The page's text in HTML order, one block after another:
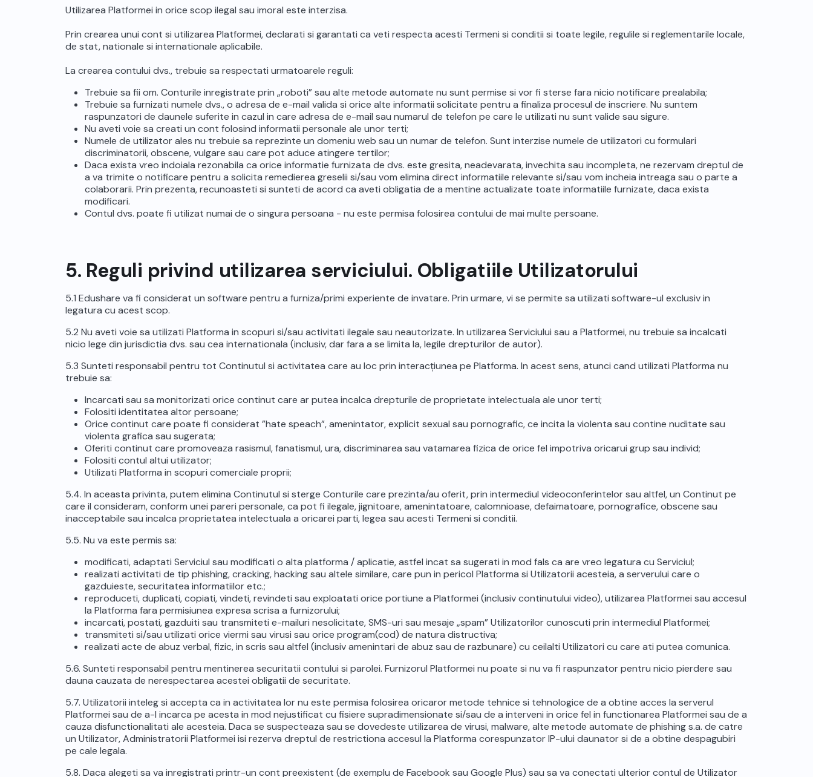
Utilizarea Platformei in orice scop ilegal sau imoral este interzisa.
Prin crearea unui cont si utilizarea Platformei, declarati si garantati ca veti respecta acesti Termeni si conditii si toate legile, regulile si reglementarile locale,
de stat, nationale si internationale aplicabile.
La crearea contului dvs., trebuie sa respectati urmatoarele reguli:
Trebuie sa fii om. Conturile inregistrate prin „roboti” sau alte metode automate nu sunt permise si vor fi sterse fara nicio notificare prealabila;
Trebuie sa furnizati numele dvs., o adresa de e-mail valida si orice alte informatii solicitate pentru a finaliza procesul de inscriere. Nu suntem
raspunzatori de daunele suferite in cazul in care adresa de e-mail sau numarul de telefon pe care le utilizati nu sunt valide sau sigure.
Nu aveti voie sa creati un cont folosind informatii personale ale unor terti;
Numele de utilizator ales nu trebuie sa reprezinte un domeniu web sau un numar de telefon. Sunt interzise numele de utilizatori cu formulari
discriminatorii, obscene, vulgare sau care pot aduce atingere tertilor;
Daca exista vreo indoiala rezonabila ca orice informatie furnizata de dvs. este gresita, neadevarata, invechita sau incompleta, ne rezervam dreptul de
a va trimite o notificare pentru a solicita remedierea greselii si/sau vom elimina direct informatiile relevante si/sau vom incheia intreaga sau o parte a
colaborarii. Prin prezenta, recunoasteti si sunteti de acord ca aveti obligatia de a mentine actualizate toate informatiile furnizate, daca exista
modificari.
Contul dvs. poate fi utilizat numai de o singura persoana - nu este permisa folosirea contului de mai multe persoane.
5. Reguli privind utilizarea serviciului. Obligatiile Utilizatorului
5.1 Edushare va fi considerat un software pentru a furniza/primi experiente de invatare. Prin urmare, vi se permite sa utilizati software-ul exclusiv in
legatura cu acest scop.
5.2 Nu aveti voie sa utilizati Platforma in scopuri si/sau activitati ilegale sau neautorizate. In utilizarea Serviciului sau a Platformei, nu trebuie sa incalcati
nicio lege din jurisdictia dvs. sau cea internationala (inclusiv, dar fara a se limita la, legile drepturilor de autor).
5.3 Sunteti responsabil pentru tot Continutul si activitatea care au loc prin interacțiunea pe Platforma. In acest sens, atunci cand utilizati Platforma nu
trebuie sa:
Incarcati sau sa monitorizati orice continut care ar putea incalca drepturile de proprietate intelectuala ale unor terti;
Folositi identitatea altor persoane;
Orice continut care poate fi considerat ”hate speach”, amenintator, explicit sexual sau pornografic, ce incita la violenta sau contine nuditate sau
violenta grafica sau sugerata;
Oferiti continut care promoveaza rasismul, fanatismul, ura, discriminarea sau vatamarea fizica de orice fel impotriva oricarui grup sau individ;
Folositi contul altui utilizator;
Utilizati Platforma in scopuri comerciale proprii;
5.4. In aceasta privinta, putem elimina Continutul si sterge Conturile care prezinta/au oferit, prin intermediul videoconferintelor sau altfel, un Continut pe
care il consideram, conform unei pareri personale, ca pot fi ilegale, jignitoare, amenintatoare, calomnioase, defaimatoare, pornografice, obscene sau
inacceptabile sau incalca proprietatea intelectuala a oricarei parti, legea sau acesti Termeni si conditii.
5.5. Nu va este permis sa:
modificati, adaptati Serviciul sau modificati o alta platforma / aplicatie, astfel incat sa sugerati in mod fals ca are vreo legatura cu Serviciul;
realizati activitati de tip phishing, cracking, hacking sau altele similare, care pun in pericol Platforma si Utilizatorii acesteia, a serverului care o
gazduieste, securitatea informatiilor etc.;
reproduceti, duplicati, copiati, vindeti, revindeti sau exploatati orice portiune a Platformei (inclusiv continutului video), utilizarea Platformei sau accesul
la Platforma fara permisiunea expresa scrisa a furnizorului;
incarcati, postati, gazduiti sau transmiteti e-mailuri nesolicitate, SMS-uri sau mesaje „spam” Utilizatorilor cunoscuti prin intermediul Platformei;
transmiteti si/sau utilizati orice viermi sau virusi sau orice program(cod) de natura distructiva;
realizati acte de abuz verbal, fizic, in scris sau altfel (inclusiv amenintari de abuz sau de razbunare) cu ceilalti Utilizatori cu care ati putea comunica.
5.6. Sunteti responsabil pentru mentinerea securitatii contului si parolei. Furnizorul Platformei nu poate si nu va fi raspunzator pentru nicio pierdere sau
dauna cauzata de nerespectarea acestei obligatii de securitate.
5.7. Utilizatorii inteleg si accepta ca in activitatea lor nu este permisa folosirea oricaror metode tehnice si tehnologice de a obtine acces la serverul
Platformei sau de a-l incarca pe acesta in mod nejustificat cu fisiere supradimensionate si/sau de a interveni in orice fel in functionarea Platformei sau de a
cauza disfunctionalitati ale acesteia. Daca se suspecteaza sau se dovedeste utilizarea de virusi, malware, alte metode automate de phishing s.a. de catre
un Utilizator, Administratorii Platformei isi rezerva dreptul de restrictiona accesul la Platforma corespunzator IP-ului daunator si de a obtine despagubiri
pe cale legala.
5.8. Daca alegeti sa va inregistrati printr-un cont preexistent (de exemplu de Facebook sau Google Plus) sau sa va conectati ulterior contul de Utilizator